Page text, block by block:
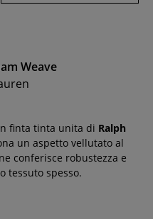
Weave
finta tinta unita di Ralph
un aspetto vellutato al
conferisce robustezza e
tessuto spesso.